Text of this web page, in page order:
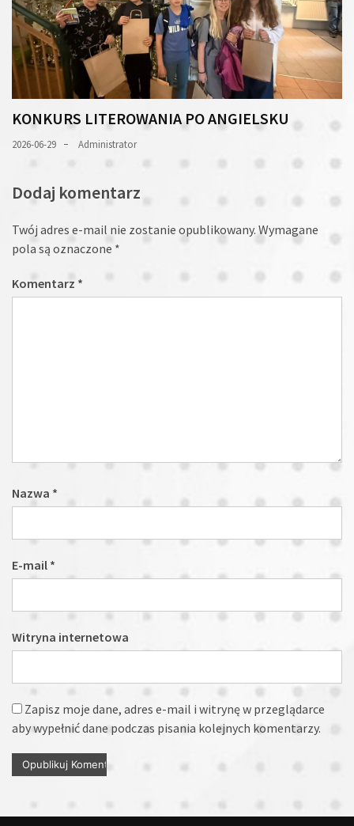
KONKURS LITEROWANIA PO ANGIELSKU
2026-06-29 Administrator
Dodaj komentarz
Twój adres e-mail nie zostanie opublikowany. Wymagane
pola są oznaczone *
Komentarz *
Nazwa *
E-mail *
Witryna internetowa
Zapisz moje dane, adres e-mail i witrynę w przeglądarce
aby wypełnić dane podczas pisania kolejnych komentarzy.